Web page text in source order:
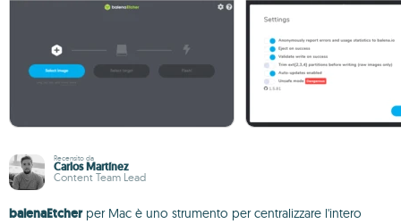
Recensito da
Carlos Martínez
Content Team Lead
balenaEtcherper Mac è uno strumento per centralizzare l'intero